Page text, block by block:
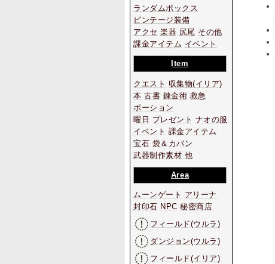
ランダムボックス
ビンテージ装備
アクセ 楽器 尻尾 その他
課金アイテム イベント
Item
クエスト 収集物(イリア)
本 古書 錬金術 救急
ポーション
曜日 プレゼント ナオの服
イベント 課金アイテム
宝石 袋＆カバン
武器制作素材 他
Area
ムーンゲート アリーナ
封印石 NPC 秘密商店
フィールド(ウルラ)
ダンジョン(ウルラ)
フィールド(イリア)